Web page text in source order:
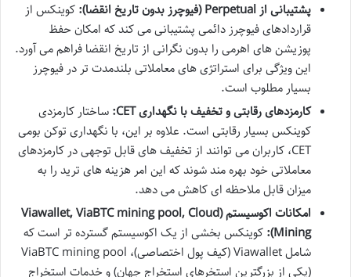
پشتیبانی از Perpetual (فیوچرز بدون تاریخ انقضا):
کوینکس از
قراردادهای فیوچرز دائمی پشتیبانی می کند که امکان حفظ
پوزیشن های اهرمی را بدون نگرانی از تاریخ انقضا فراهم می آورد.
این ویژگی برای استراتژی های معاملاتی بلندمدت تر در فیوچرز
بسیار مطلوب است.
کارمزدهای رقابتی و تخفیف با نگهداری CET:
ساختار کارمزدی
کوینکس بسیار رقابتی است. علاوه بر این، با نگهداری توکن بومی
CET، کاربران می توانند از تخفیف های قابل توجهی در کارمزدهای
معاملاتی خود بهره مند شوند که این امر هزینه های ترید را به
میزان قابل ملاحظه ای کاهش می دهد.
امکانات اکوسیستم (Viawallet, ViaBTC mining pool, Cloud
Mining): کوینکس بخشی از یک اکوسیستم گسترده تر است که
شامل Viawallet (کیف پول اختصاصی)، ViaBTC mining pool
(یکی از بزرگترین استخرهای استخراج جهان) و خدمات استخراج